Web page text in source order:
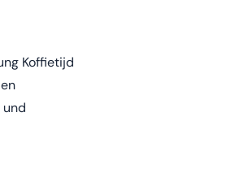
Koffietijd